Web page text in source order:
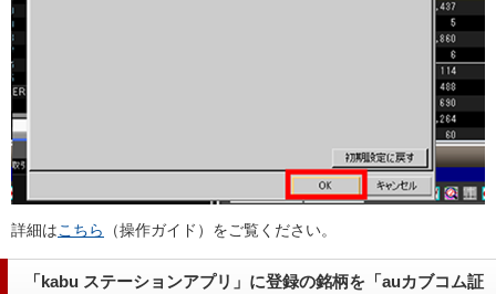
詳細はこちら （操作ガイド）をご覧ください。
「kabu ステーションアプリ」に登録の銘柄を「auカブコム証